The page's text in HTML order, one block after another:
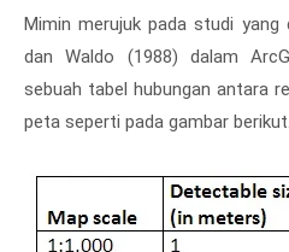
Mimin merujuk pada studi yang
dan Waldo (1988) dalam
sebuah tabel hubungan antara
peta seperti pada gambar berikut.